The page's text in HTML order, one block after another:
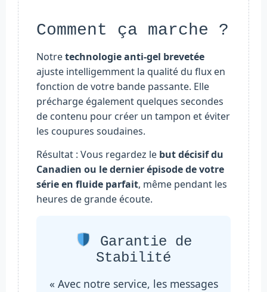
Comment ça marche ?
Notretechnologie anti-gel brevetée
ajuste intelligemment la qualité du flux en
fonction de votre bande passante. Elle
précharge également quelques secondes
de contenu pour créer un tampon et éviter
les coupures soudaines.
Résultat : Vous regardez le but décisif du
Canadien ou le dernier épisode de votre
série en fluide parfait, même pendant les
heures de grande écoute.
Garantie de
Stabilité
« Avec notre service, les messages